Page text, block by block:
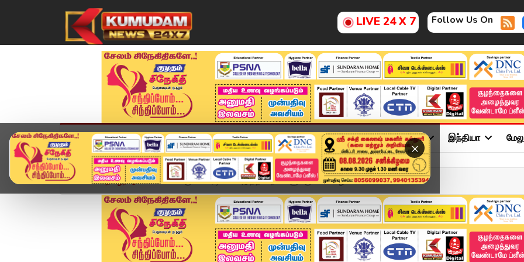
LIVE 24 X 7 Follow Us On
×
முகப்பு விளையாட்டு அண்மை தமிழ்நாடு சினிமா அரசியல் விளையாட்டு இந்தியா
Home தமிழ்நாடு மக்களே குடை ரெடியா? அடுத்த 6 நாட்களுக்கு கனமழை ...